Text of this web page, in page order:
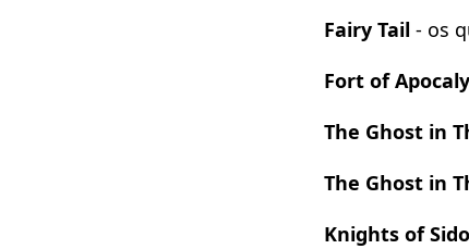
Fairy Tail - os
Fort of
The Ghost in
The Ghost in
Knights of